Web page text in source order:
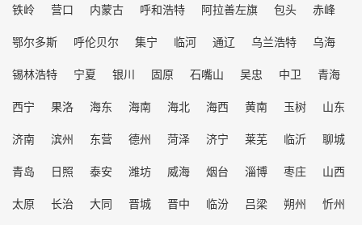
铁岭
营口 内蒙古 呼和浩特 阿拉善左旗 包头
赤峰
鄂尔多斯
呼伦贝尔 集宁 临河 通辽 乌兰浩特
乌海
锡林浩特
宁夏 银川 固原 石嘴山 吴忠 中卫
青海
西宁
果洛 海东 海南 海北 海西 黄南 玉树
山东
济南
滨州 东营 德州 菏泽 济宁 莱芜 临沂
聊城
青岛
日照 泰安 潍坊 威海 烟台 淄博 枣庄
山西
太原
长治 大同 晋城 晋中 临汾 吕梁 朔州
忻州